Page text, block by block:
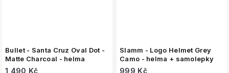
Bullet - Santa Cruz Oval Dot -
Matte Charcoal - helma
1 490 Kč
Slamm - Logo Helmet Grey
Camo - helma + samolepky
999 Kč